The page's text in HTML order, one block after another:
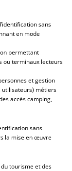
sans
en mode
permettant
ou terminaux lecteurs
et gestion
utilisateurs) métiers
accès camping,
sans
la mise en œuvre
tourisme et des